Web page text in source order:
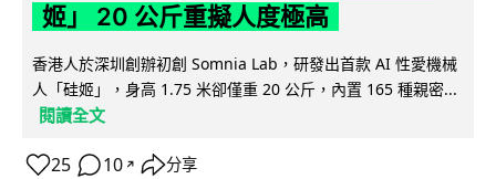
姬」 20 公斤重擬人度極高
香港人於深圳創辦初創 Somnia Lab，研發出首款 AI 性愛機械
人「硅姬」，身高 1.75 米卻僅重 20 公斤，內置 165 種親密...
閱讀全文
25 10 ↗ 分享